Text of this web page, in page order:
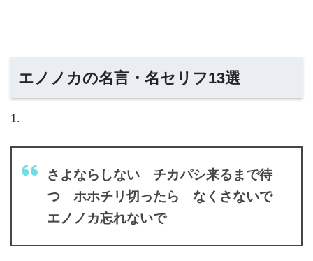
エノノカの名言・名セリフ13選
1.
さよならしない チカパシ来るまで待
つ ホホチリ切ったら なくさないで
エノノカ忘れないで